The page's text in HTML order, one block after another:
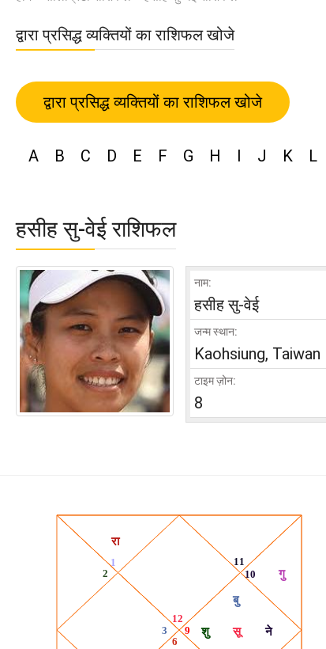
द्वारा प्रसिद्ध व्यक्तियों का राशिफल खोजे
द्वारा प्रसिद्ध व्यक्तियों का राशिफल खोजे
A B C D E F G H I J K L
हसीह सु-वेई राशिफल
नाम:
हसीह सु-वेई
जन्म स्थान:
Kaohsiung, Taiwan
टाइम ज़ोन:
8